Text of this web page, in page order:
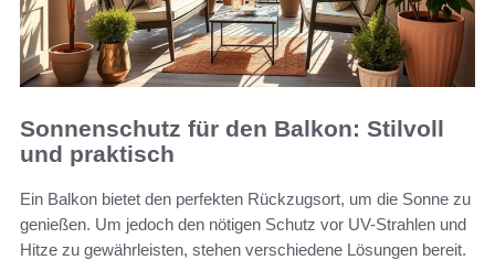
Sonnenschutz für den Balkon: Stilvoll
und praktisch
Ein Balkon bietet den perfekten Rückzugsort, um die Sonne zu
genießen. Um jedoch den nötigen Schutz vor UV-Strahlen und
Hitze zu gewährleisten, stehen verschiedene Lösungen bereit.